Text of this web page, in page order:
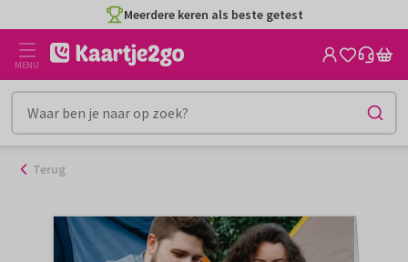
naar
inhoud
Meerdere keren als beste getest
MENU
Terug